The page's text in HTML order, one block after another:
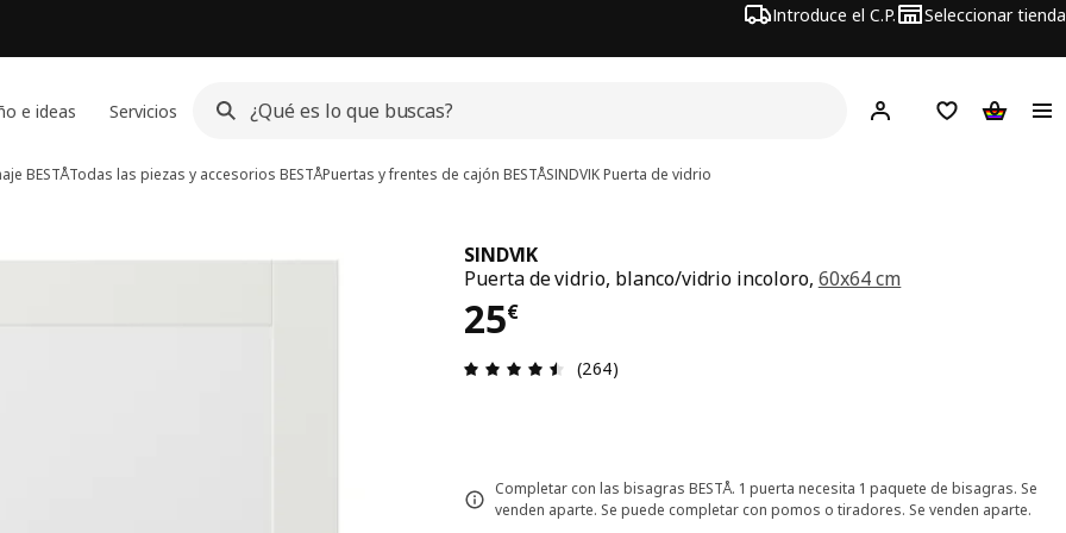
Introduce el C.P. Seleccionar tienda
e ideas Servicios Hej! Iniciar sesión
Lista de deseos
Carrito
BESTÅTodas las piezas y accesorios BESTÅPuertas y frentes de cajón BESTÅSINDVIKPuerta de vidrio
SINDVIK
Puerta de vidrio, blanco/vidrio incoloro, 60x64 cm
25€
El precio 25€
Reseña: 4.5 de 5 estrellas. Revisiones totales: 264
(264)
Completar con las bisagras BESTÅ. 1 puerta necesita 1 paquete de bisagras. Se
venden aparte. Se puede completar con pomos o tiradores. Se venden aparte.